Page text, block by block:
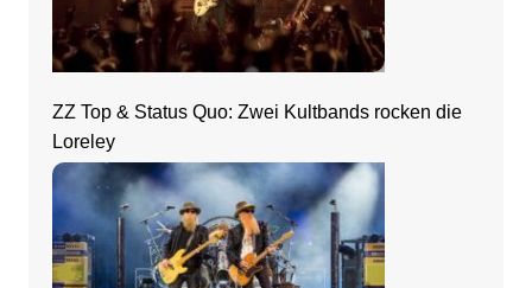
ZZ Top & Status Quo: Zwei Kultbands rocken die
Loreley